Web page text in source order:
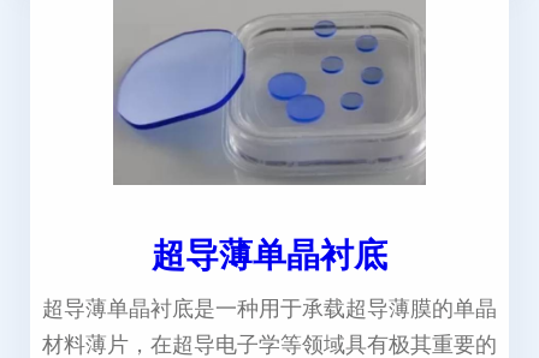
超导薄单晶衬底
超导薄单晶衬底是一种用于承载超导薄膜的单晶
材料薄片，在超导电子学等领域具有极其重要的